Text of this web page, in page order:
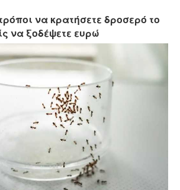
να κρατήσετε δροσερό το
να ξοδέψετε ευρώ